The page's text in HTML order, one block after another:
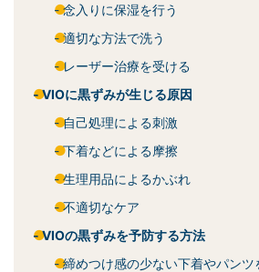
念入りに保湿を行う
適切な方法で洗う
レーザー治療を受ける
VIOに黒ずみが生じる原因
自己処理による刺激
下着などによる摩擦
生理用品によるかぶれ
不適切なケア
VIOの黒ずみを予防する方法
締めつけ感の少ない下着やパンツ